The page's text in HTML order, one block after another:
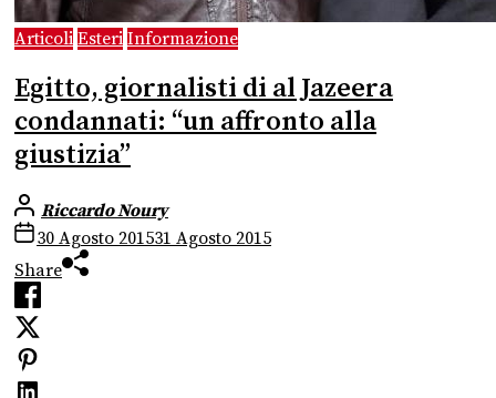
Articoli Esteri Informazione
Egitto, giornalisti di al Jazeera
condannati: “un affronto alla
giustizia”
Riccardo Noury
30 Agosto 201531 Agosto 2015
Share